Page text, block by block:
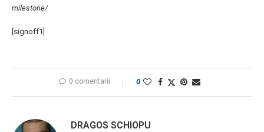
milestone/
[signoff1]
0 comentarii 0
DRAGOS SCHIOPU